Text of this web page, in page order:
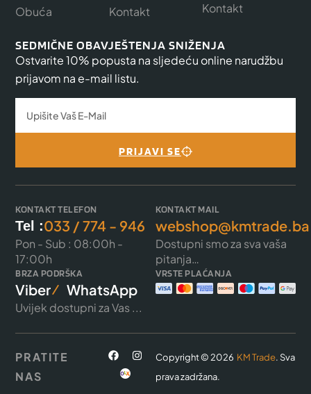
Obuća
Kontakt
Kontakt
SEDMIČNE OBAVJEŠTENJA SNIŽENJA
Ostvarite 10% popusta na sljedeću online narudžbu
prijavom na e-mail listu.
PRIJAVI SE
KONTAKT TELEFON
Tel :033 / 774 - 946
Pon - Sub : 08:00h -
17:00h
KONTAKT MAIL
webshop@kmtrade.ba
Dostupni smo za sva vaša
pitanja…
BRZA PODRŠKA
Viber WhatsApp
Uvijek dostupni za Vas ...
VRSTE PLAĆANJA
Copyright © 2026 KM Trade. Sva
prava zadržana.
PRATITE
NAS